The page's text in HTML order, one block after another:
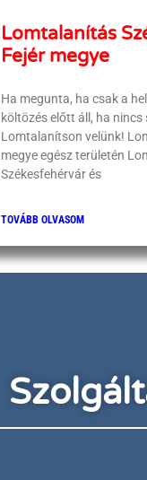
Lomtalanítás
Fejér megye
Ha megunta, ha csak a
költözés előtt áll, ha nincs
Lomtalanítson velünk!
megye egész területén
Székesfehérvár és
TOVÁBB OLVASOM